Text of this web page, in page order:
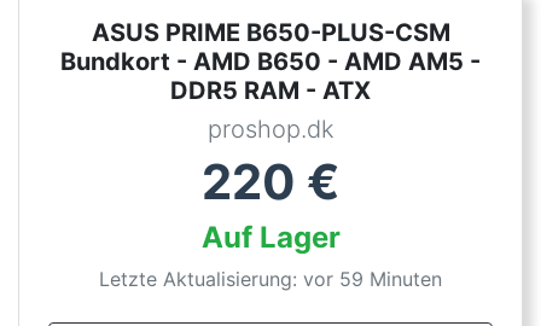
ASUS PRIME B650-PLUS-CSM
Bundkort - AMD B650 - AMD AM5 -
DDR5 RAM - ATX
proshop.dk
220 €
Auf Lager
Letzte Aktualisierung: vor 59 Minuten